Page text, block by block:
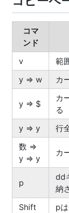
コマ
ンド
v
範
y => w
カ
y => $
カ
る
y => y
行
数 =>
y => y
カ
p
dd
納
Shift
p